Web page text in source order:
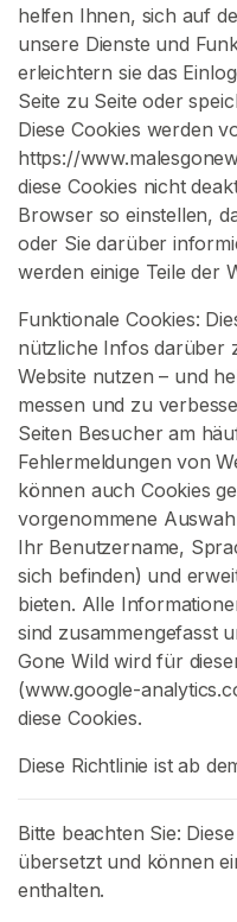
helfen Ihnen, sich auf
unsere Dienste und
erleichtern sie das
Seite zu Seite oder
Diese Cookies werden
https://
diese Cookies nicht
Browser so einstellen,
oder Sie darüber
werden einige Teile der
Funktionale Cookies:
nützliche Infos darüber
Website nutzen – und
messen und zu
Seiten Besucher am
Fehlermeldungen von
können auch Cookies
vorgenommene
Ihr Benutzername,
sich befinden) und
bieten. Alle
sind zusammengefasst
Gone Wild wird für
(www.google-
diese Cookies.
Diese Richtlinie ist ab
Bitte beachten Sie:
übersetzt und können
enthalten.
t
G
e
b
r
a
u
c
h
e
U
n
t
e
r
w
ä
s
c
h
e
F
ü
r
ä
n
e
r